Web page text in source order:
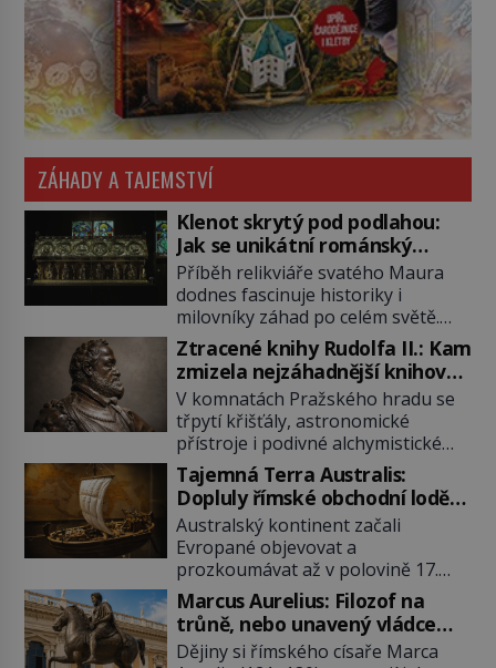
ZÁHADY A TAJEMSTVÍ
Klenot skrytý pod podlahou:
Jak se unikátní románský
poklad dostal do zapadlého
Bečova?
Příběh relikviáře svatého Maura
dodnes fascinuje historiky i
milovníky záhad po celém světě.
Tato románská zlatnická památka
ze 13. století je po českých
korunovačních klenotech druhým
nejcennějším movitým majetkem v
České republice. Přestože byl
klenot v roce 1985 po dramatickém
pátrání kriminalistů úspěšně
nalezen, jeho minulost stále
obestírá hustá mlha. Otázky, jak
přesně se tato […]
Ztracené knihy Rudolfa II.: Kam
zmizela nejzáhadnější knihovna
Evropy?
V komnatách Pražského hradu se
třpytí křišťály, astronomické
přístroje i podivné alchymistické
rukopisy. Císař Rudolf II.
shromažďuje vše, co souvisí s
tajemstvím přírody, hvězd i
lidského poznání. Jenže po jeho
smrti se jeho slavné sbírky začínají
rozpadat a část z nich mizí navždy.
Kdo odnesl nejvzácnější knihy? A
existují ještě někde zapomenuté
rukopisy, které nikdo […]
Tajemná Terra Australis:
Dopluly římské obchodní lodě
až do Austrálie?
Australský kontinent začali
Evropané objevovat a
prozkoumávat až v polovině 17.
století. Existuje však možnost, že
by se o tento vzdálený kontinent
mohly zajímat již evropské
starověké civilizace, a to o 15
Marcus Aurelius: Filozof na
trůně, nebo unavený vládce
závislý na opiu?
Dějiny si římského císaře Marca